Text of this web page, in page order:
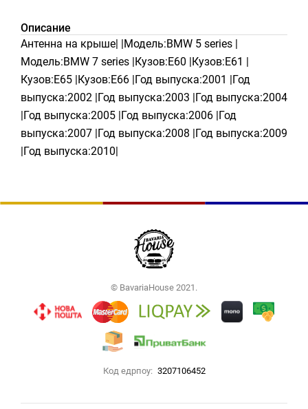
Описание
Антенна на крыше| |Модель:BMW 5 series |
Модель:BMW 7 series |Кузов:E60 |Кузов:E61 |
Кузов:E65 |Кузов:E66 |Год выпуска:2001 |Год
выпуска:2002 |Год выпуска:2003 |Год выпуска:2004
|Год выпуска:2005 |Год выпуска:2006 |Год
выпуска:2007 |Год выпуска:2008 |Год выпуска:2009
|Год выпуска:2010|
© BavariaHouse 2021.
Код едрпоу: 3207106452